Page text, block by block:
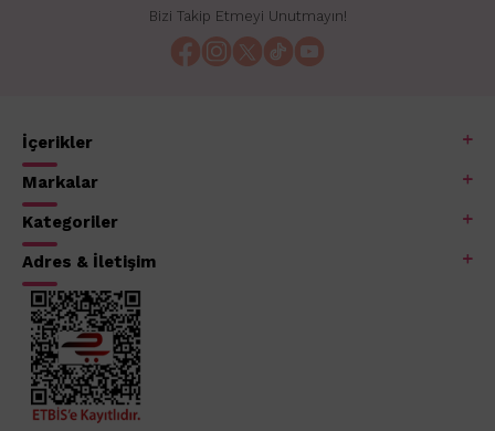
Bizi Takip Etmeyi Unutmayın!
İçerikler
Markalar
Kategoriler
Adres & İletişim